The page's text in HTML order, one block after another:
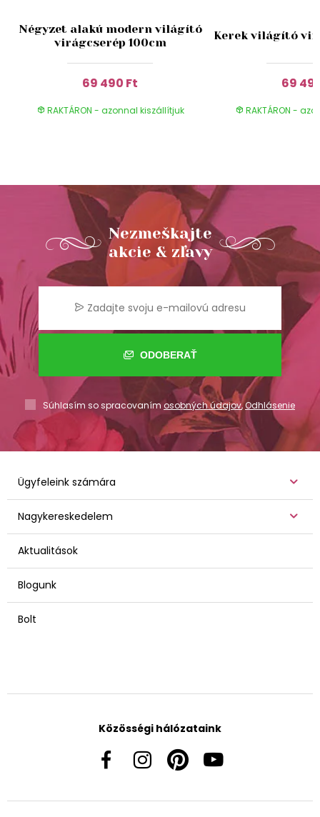
Négyzet alakú modern világító
virágcserép 100cm
69 490 Ft
RAKTÁRON - azonnal kiszállítjuk
Kerek világító
69
RAKTÁRON -
Nezmeškajte
akcie & zľavy
ODOBERAŤ
Súhlasím so spracovaním osobných údajov,Odhlásenie
Ügyfeleink számára
Nagykereskedelem
Aktualitások
Blogunk
Bolt
Közösségi hálózataink